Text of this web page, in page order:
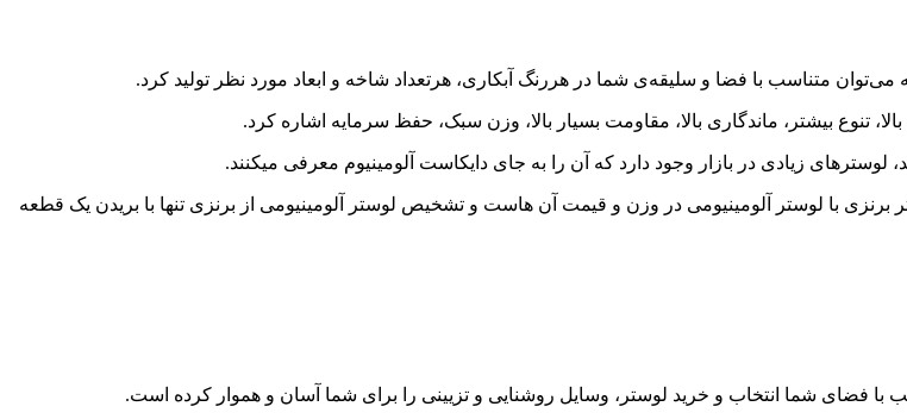
تنوع بیشتر، ماندگاری بالا، مقاومت بسیار بالا، وزن سبک، حفظ سرمایه اشاره کرد.
لوسترهای زیادی در بازار وجود دارد که آن را به جای دایکاست آلومینیوم معرفی میکنند.
با لوستر آلومینیومی در وزن و قیمت آن هاست و تشخیص لوستر آلومینیومی از برنزی تنها با بریدن یک قطعه
با فضای شما انتخاب و خرید لوستر، وسایل روشنایی و تزیینی را برای شما آسان و هموار کرده است.